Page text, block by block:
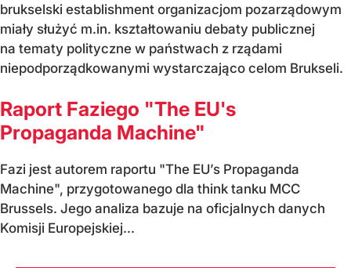
brukselski establishment organizacjom pozarządowym
miały służyć m.in. kształtowaniu debaty publicznej
na tematy polityczne w państwach z rządami
niepodporządkowanymi wystarczająco celom Brukseli.
Raport Faziego "The EU's
Propaganda Machine"
Fazi jest autorem raportu "The EU’s Propaganda
Machine", przygotowanego dla think tanku MCC
Brussels. Jego analiza bazuje na oficjalnych danych
Komisji Europejskiej...